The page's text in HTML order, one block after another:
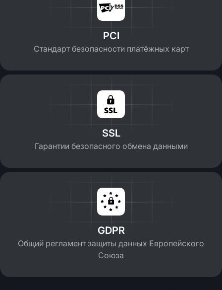
PCI
Стандарт безопасности платёжных карт
SSL
Гарантии безопасного обмена данными
GDPR
Общий регламент защиты данных Европейского
Союза